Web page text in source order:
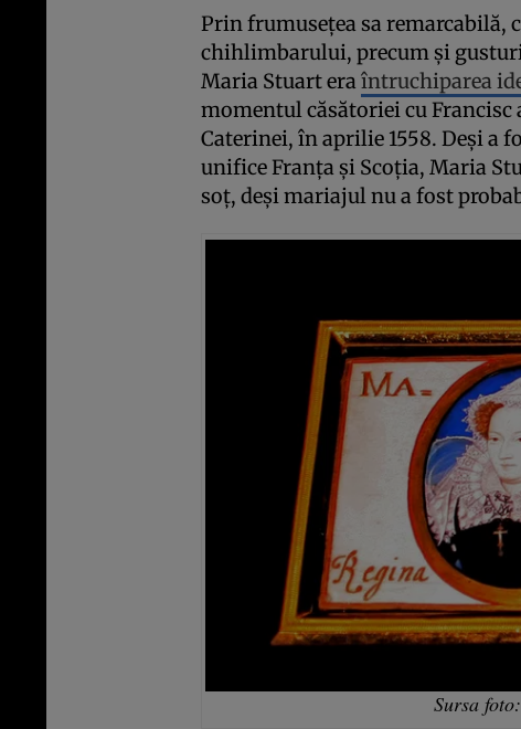
Prin frumusețea sa remarcabilă,
chihlimbarului, precum și
Maria Stuart eraîntruchiparea
momentul căsătoriei cu
Caterinei, în aprilie 1558. Deși a
unifice Franța și Scoția, Maria
soț, deși mariajul nu a fost
Sursa